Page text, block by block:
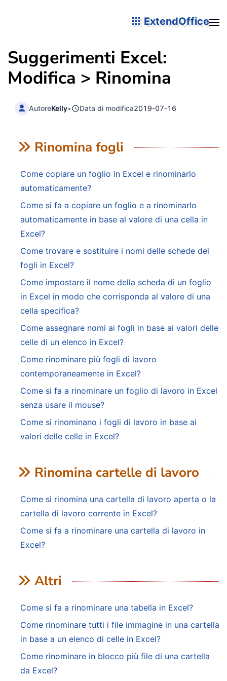
ExtendOffice
Suggerimenti Excel:
Modifica > Rinomina
AutoreKelly• Data di modifica2019-07-16
Rinomina fogli
Come copiare un foglio in Excel e rinominarlo
automaticamente?
Come si fa a copiare un foglio e a rinominarlo
automaticamente in base al valore di una cella in
Excel?
Come trovare e sostituire i nomi delle schede dei
fogli in Excel?
Come impostare il nome della scheda di un foglio
in Excel in modo che corrisponda al valore di una
cella specifica?
Come assegnare nomi ai fogli in base ai valori delle
celle di un elenco in Excel?
Come rinominare più fogli di lavoro
contemporaneamente in Excel?
Come si fa a rinominare un foglio di lavoro in Excel
senza usare il mouse?
Come si rinominano i fogli di lavoro in base ai
valori delle celle in Excel?
Rinomina cartelle di lavoro
Come si rinomina una cartella di lavoro aperta o la
cartella di lavoro corrente in Excel?
Come si fa a rinominare una cartella di lavoro in
Excel?
Altri
Come si fa a rinominare una tabella in Excel?
Come rinominare tutti i file immagine in una cartella
in base a un elenco di celle in Excel?
Come rinominare in blocco più file di una cartella
da Excel?